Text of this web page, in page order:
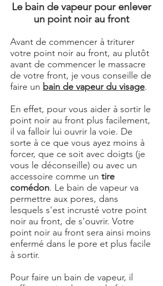
Le bain de vapeur pour enlever
un point noir au front
Avant de commencer à triturer
votre point noir au front, au plutôt
avant de commencer le massacre
de votre front, je vous conseille de
faire un bain de vapeur du visage.
En effet, pour vous aider à sortir le
point noir au front plus facilement,
il va falloir lui ouvrir la voie. De
sorte à ce que vous ayez moins à
forcer, que ce soit avec doigts (je
vous le déconseille) ou avec un
accessoire comme un tire
comédon. Le bain de vapeur va
permettre aux pores, dans
lesquels s'est incrusté votre point
noir au front, de s'ouvrir. Votre
point noir au front sera ainsi moins
enfermé dans le pore et plus facile
à sortir.
Pour faire un bain de vapeur, il